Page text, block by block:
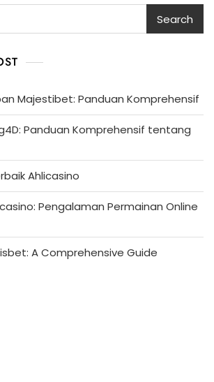
Search
Majestibet: Panduan Komprehensif
Panduan Komprehensif tentang
Ahlicasino
Pengalaman Permainan Online
A Comprehensive Guide